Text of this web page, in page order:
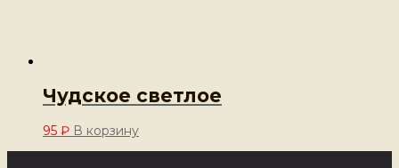
Чудское светлое
95 ₽ В корзину